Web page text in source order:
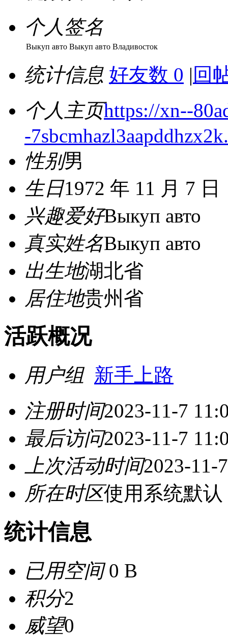
个人签名
Выкуп авто Выкуп авто Владивосток
统计信息 好友数 0 | 回
个人主页https://xn--
-
性别男
生日1972 年 11 月 7 日
兴趣爱好Выкуп авто
真实姓名Выкуп авто
出生地湖北省
居住地贵州省
活跃概况
用户组 新手上路
注册时间2023-11-7
最后访问2023-11-7
上次活动时间2023-11-
所在时区使用系统默认
统计信息
已用空间0 B
积分2
威望0